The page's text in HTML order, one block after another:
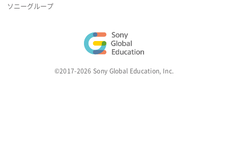
ソニーグループ
©2017-2026 Sony Global Education, Inc.